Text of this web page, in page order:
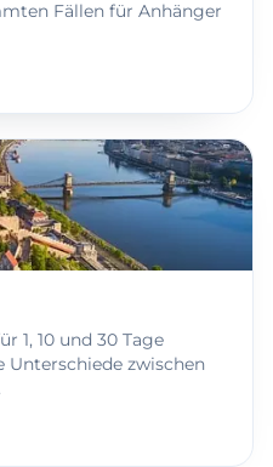
Fällen für Anhänger
1, 10 und 30 Tage
Unterschiede zwischen